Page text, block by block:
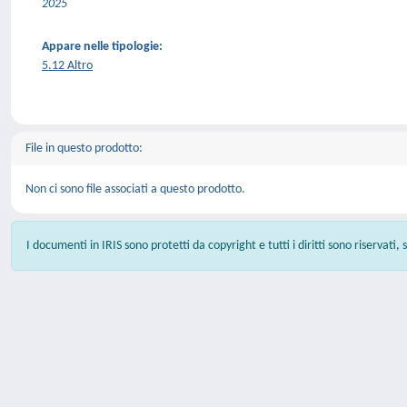
2025
Appare nelle tipologie:
5.12 Altro
File in questo prodotto:
Non ci sono file associati a questo prodotto.
I documenti in IRIS sono protetti da copyright e tutti i diritti sono riservati,